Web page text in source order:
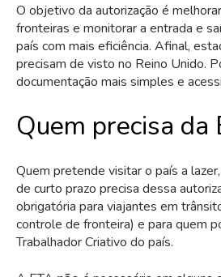
O objetivo da autorização é
fronteiras e monitorar a entrada e
país com mais eficiência. Afinal,
precisam de visto no Reino Unido.
documentação mais simples e
Quem precisa da
Quem pretende visitar o país a
de curto prazo precisa dessa
obrigatória para viajantes em
controle de fronteira) e para quem
Trabalhador Criativo do país.